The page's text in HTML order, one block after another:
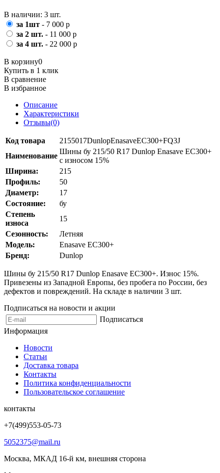
В наличии: 3 шт.
за 1шт - 7 000 р
за 2 шт. - 11 000 р
за 4 шт. - 22 000 р
В корзину0
Купить в 1 клик
В сравнение
В избранное
Описание
Характеристики
Отзывы(0)
Код товара
2155017DunlopEnasaveEC300+FQ3J
Наименование
Шины бу 215/50 R17 Dunlop Enasave EC300+
с износом 15%
Ширина:
215
Профиль:
50
Диаметр:
17
Состояние:
бу
Степень
износа
15
Сезонность:
Летняя
Модель:
Enasave EC300+
Бренд:
Dunlop
Шины бу 215/50 R17 Dunlop Enasave EC300+. Износ 15%.
Привезены из Западной Европы, без пробега по России, без
дефектов и повреждений. На складе в наличии 3 шт.
Подписаться на новости и акции
Подписаться
Информация
Новости
Статьи
Доставка товара
Контакты
Политика конфиденциальности
Пользовательское соглашение
контакты
+7(499)553-05-73
5052375@mail.ru
Москва, МКАД 16-й км, внешняя сторона